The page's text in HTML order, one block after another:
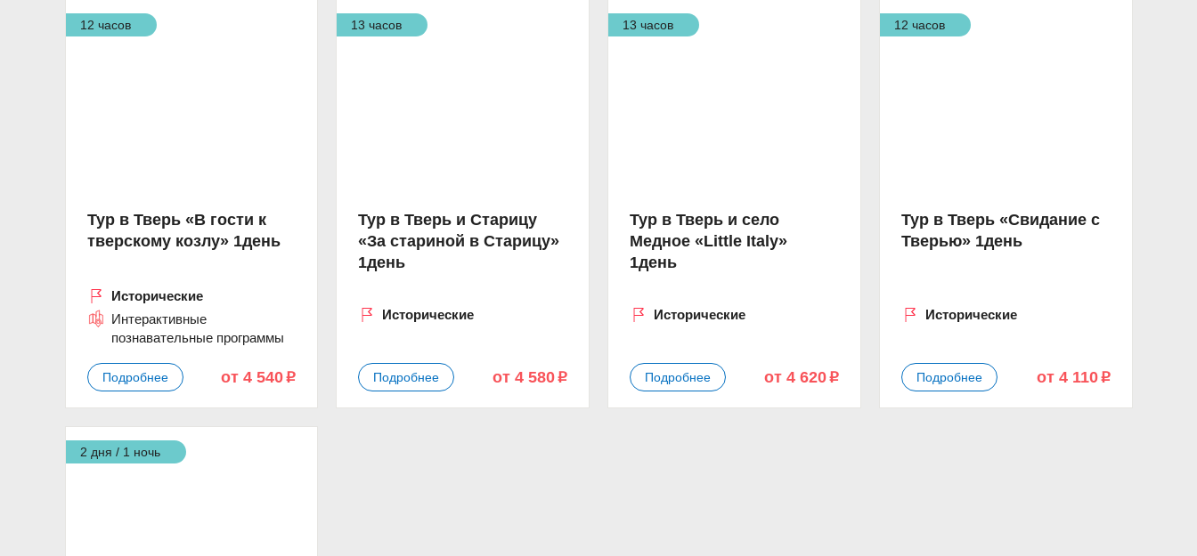
12 часов
Тур в Тверь «В гости к
тверскому козлу» 1день
Исторические
Интерактивные
познавательные программы
Подробнее от 4 540 p
13 часов
Тур в Тверь и Старицу
«За стариной в Старицу»
1день
Исторические
Подробнее от 4 580 p
13 часов
Тур в Тверь и село
Медное «Little Italy»
1день
Исторические
Подробнее от 4 620p
12 часов
Тур в Тверь «Свидание с
Тверью» 1день
Исторические
Подробнее от 4 110p
2 дня / 1 ночь